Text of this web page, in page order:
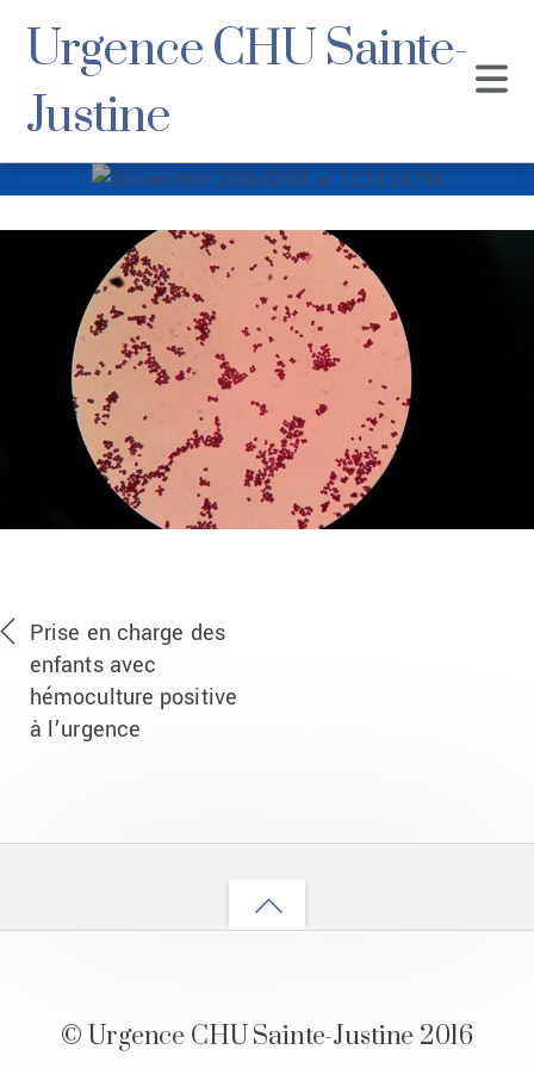
Urgence CHU Sainte-
Justine
Screenshot 2026-
02-09 at
12.24.24 PM
Prise en charge des
enfants avec
hémoculture positive
à l’urgence
Back
© Urgence CHU Sainte-Justine 2016